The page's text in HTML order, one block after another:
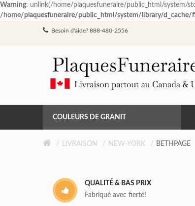
Warning: unlink(/home/plaquesfuneraire/public_html/system/
/home/plaquesfuneraire/public_html/system/library/d_cache/
Besoin d'aide? 888-480-2556
COULEURS DE GRANIT
GRIS DE BARRÉ FERRÉ
ROSE MONTAGNE
LIVRAISON NEW-YORK BETHPAGE
QUALITÉ & BAS PRIX
Fabriqué avec fierté!